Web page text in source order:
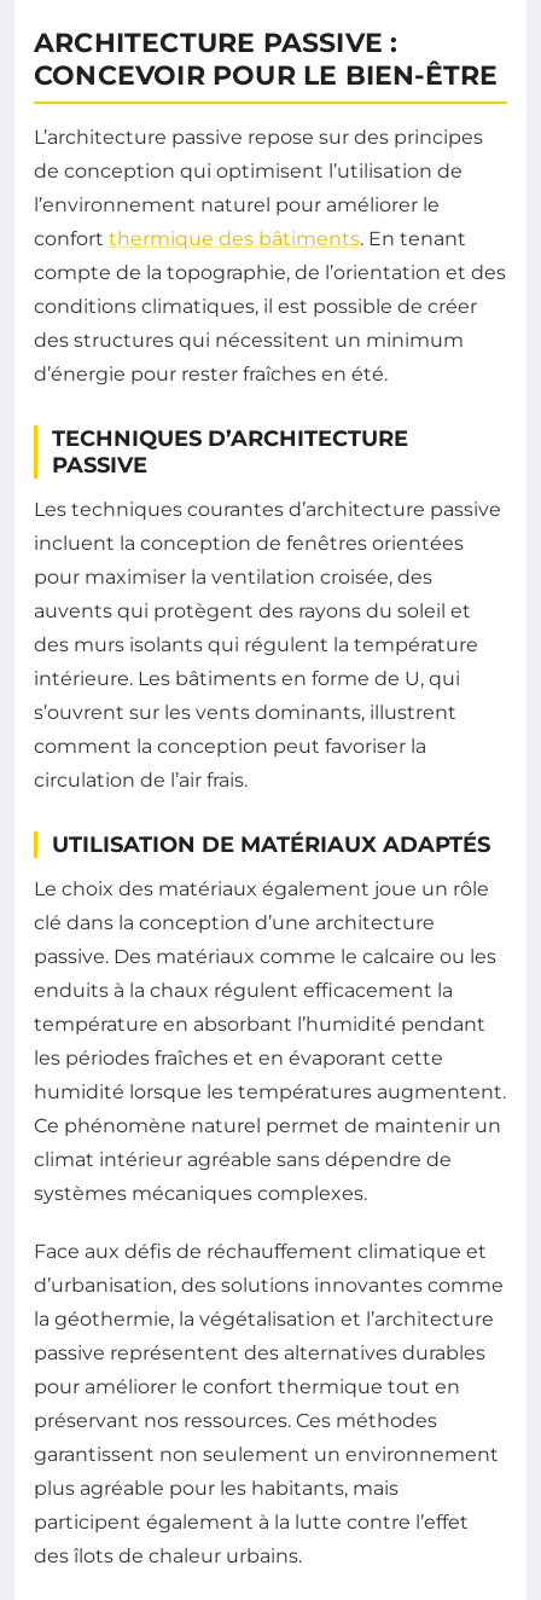
ARCHITECTURE PASSIVE :
CONCEVOIR POUR LE BIEN-ÊTRE
L’architecture passive repose sur des principes
de conception qui optimisent l’utilisation de
l’environnement naturel pour améliorer le
confort thermique des bâtiments. En tenant
compte de la topographie, de l’orientation et des
conditions climatiques, il est possible de créer
des structures qui nécessitent un minimum
d’énergie pour rester fraîches en été.
TECHNIQUES D’ARCHITECTURE
PASSIVE
Les techniques courantes d’architecture passive
incluent la conception de fenêtres orientées
pour maximiser la ventilation croisée, des
auvents qui protègent des rayons du soleil et
des murs isolants qui régulent la température
intérieure. Les bâtiments en forme de U, qui
s’ouvrent sur les vents dominants, illustrent
comment la conception peut favoriser la
circulation de l’air frais.
UTILISATION DE MATÉRIAUX ADAPTÉS
Le choix des matériaux également joue un rôle
clé dans la conception d’une architecture
passive. Des matériaux comme le calcaire ou les
enduits à la chaux régulent efficacement la
température en absorbant l’humidité pendant
les périodes fraîches et en évaporant cette
humidité lorsque les températures augmentent.
Ce phénomène naturel permet de maintenir un
climat intérieur agréable sans dépendre de
systèmes mécaniques complexes.
Face aux défis de réchauffement climatique et
d’urbanisation, des solutions innovantes comme
la géothermie, la végétalisation et l’architecture
passive représentent des alternatives durables
pour améliorer le confort thermique tout en
préservant nos ressources. Ces méthodes
garantissent non seulement un environnement
plus agréable pour les habitants, mais
participent également à la lutte contre l’effet
des îlots de chaleur urbains.